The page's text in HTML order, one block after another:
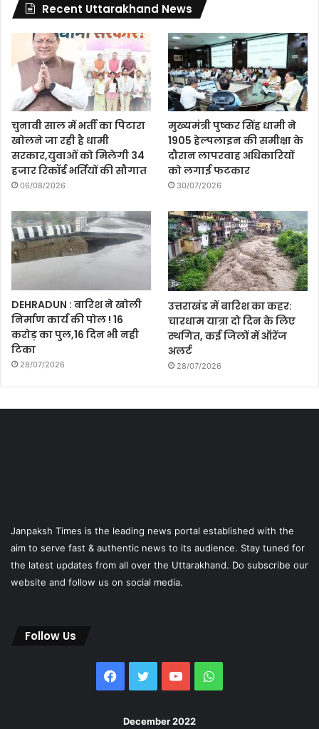
Recent Uttarakhand News
चुनावी साल में भर्ती का पिटारा
खोलने जा रही है धामी
सरकार,युवाओं को मिलेगी 34
हजार रिकॉर्ड भर्तियों की सौगात
06/08/2026
मुख्यमंत्री पुष्कर सिंह धामी ने
1905 हेल्पलाइन की समीक्षा के
दौरान लापरवाह अधिकारियों
को लगाई फटकार
30/07/2026
DEHRADUN : बारिश ने खोली
निर्माण कार्य की पोल ! 16
करोड़ का पुल,16 दिन भी नही
टिका
28/07/2026
उत्तराखंड में बारिश का कहर:
चारधाम यात्रा दो दिन के लिए
स्थगित, कई जिलों में ऑरेंज
अलर्ट
28/07/2026
Janpaksh Times is the leading news portal established with the
aim to serve fast & authentic news to its audience. Stay tuned for
the latest updates from all over the Uttarakhand. Do subscribe our
website and follow us on social media.
Follow Us
Facebook
Twitter YouTubeWhatsApp
December 2022